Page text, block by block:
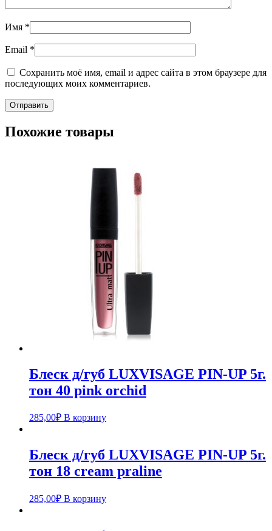
Имя *
Email *
Сохранить моё имя, email и адрес сайта в этом браузере для
последующих моих комментариев.
Похожие товары
Блеск д/губ LUXVISAGE PIN-UP 5г.
тон 40 pink orchid
285,00₽ В корзину
Блеск д/губ LUXVISAGE PIN-UP 5г.
тон 18 cream praline
285,00₽ В корзину